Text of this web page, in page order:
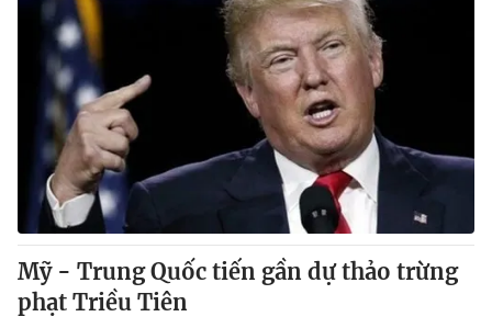
Mỹ - Trung Quốc tiến gần dự thảo trừng
phạt Triều Tiên